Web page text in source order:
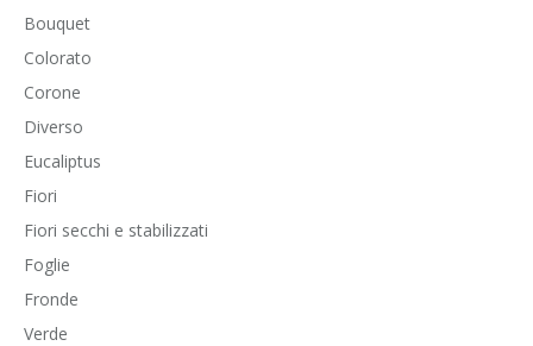
Bouquet
Colorato
Corone
Diverso
Eucaliptus
Fiori
Fiori secchi e stabilizzati
Foglie
Fronde
Verde